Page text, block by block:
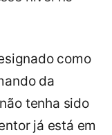
como
da
tenha sido
já está em